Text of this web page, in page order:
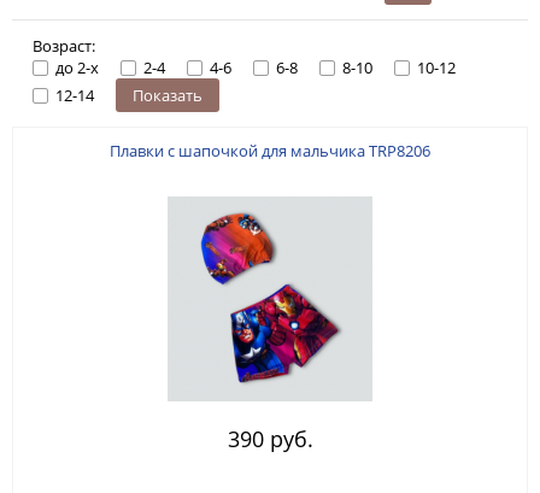
Возраст:
до 2-х
2-4 4-6 6-8 8-10
10-12
12-14
Показать
Плавки с шапочкой для мальчика TRP8206
390 руб.